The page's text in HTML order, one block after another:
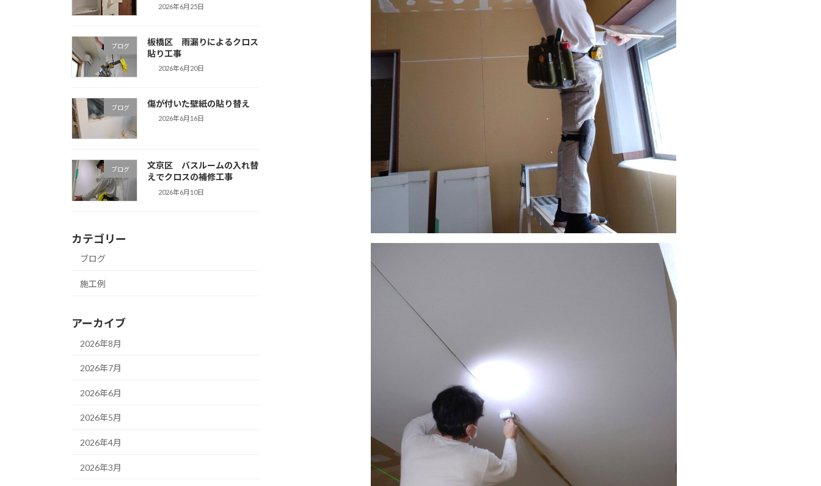
2026年6月25日
ブログ
板橋区 雨漏りによるクロス
貼り工事
2026年6月20日
ブログ 傷が付いた壁紙の貼り替え
2026年6月16日
ブログ
文京区 バスルームの入れ替
えでクロスの補修工事
2026年6月10日
カテゴリー
ブログ
施工例
アーカイブ
2026年8月
2026年7月
2026年6月
2026年5月
2026年4月
2026年3月